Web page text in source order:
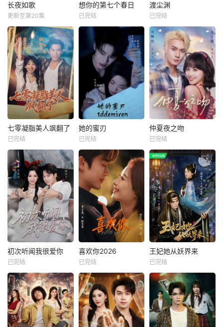
长夜如歌
更新至第20集
想你的第七个春日
已完结
渡尘渊
已完结
七零凝脂美人飒翻了
已完结
她的蜜刃
已完结
仲夏夜之吻
已完结
初次听闻我很爱你
已完结
喜欢你2026
已完结
王妃她从妖界来
已完结